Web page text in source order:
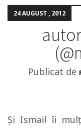
24 AUGUST , 2012
Publicat de
Şi Ismail îi